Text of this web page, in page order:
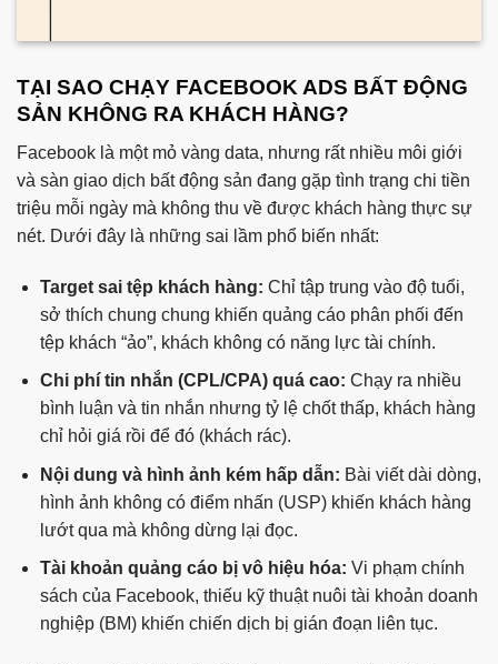
TẠI SAO CHẠY FACEBOOK ADS BẤT ĐỘNG
SẢN KHÔNG RA KHÁCH HÀNG?
Facebook là một mỏ vàng data, nhưng rất nhiều môi giới
và sàn giao dịch bất động sản đang gặp tình trạng chi tiền
triệu mỗi ngày mà không thu về được khách hàng thực sự
nét. Dưới đây là những sai lầm phổ biến nhất:
Target sai tệp khách hàng: Chỉ tập trung vào độ tuổi,
sở thích chung chung khiến quảng cáo phân phối đến
tệp khách “ảo”, khách không có năng lực tài chính.
Chi phí tin nhắn (CPL/CPA) quá cao: Chạy ra nhiều
bình luận và tin nhắn nhưng tỷ lệ chốt thấp, khách hàng
chỉ hỏi giá rồi để đó (khách rác).
Nội dung và hình ảnh kém hấp dẫn: Bài viết dài dòng,
hình ảnh không có điểm nhấn (USP) khiến khách hàng
lướt qua mà không dừng lại đọc.
Tài khoản quảng cáo bị vô hiệu hóa: Vi phạm chính
sách của Facebook, thiếu kỹ thuật nuôi tài khoản doanh
nghiệp (BM) khiến chiến dịch bị gián đoạn liên tục.